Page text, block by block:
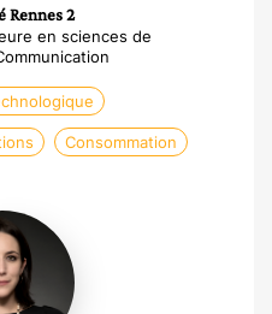
Rennes 2
en sciences de
Consommation
Laure
Landes
Gronowski